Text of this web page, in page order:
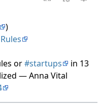
)
or#startups
in 13
— Anna Vital